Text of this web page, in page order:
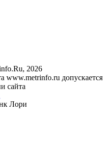
2026
www.metrinfo.ru допускается
сайта
Лори